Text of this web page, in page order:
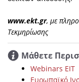
www.ekt.gr, με
Τεκμηρίωσης
Μάθετε
Webinars ΕΙΤ
Ευρωπαϊκό